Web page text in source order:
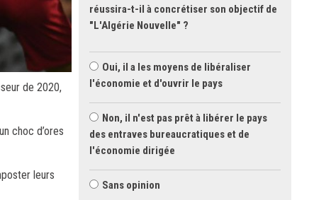
de 2020,
choc d’ores
leurs
réussira-t-il à concrétiser son objectif de
"L'Algérie Nouvelle" ?
Oui, il a les moyens de libéraliser
l'économie et d'ouvrir le pays
Non, il n'est pas prêt à libérer le pays
des entraves bureaucratiques et de
l'économie dirigée
Sans opinion